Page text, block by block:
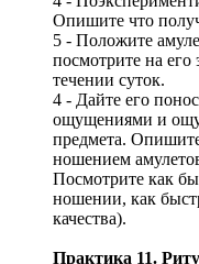
Опишите что
5 - Положите
посмотрите на его
течении суток.
4 - Дайте его
ощущениями и
предмета.
ношением
Посмотрите как
ношении, как
качества).
Практика 11.